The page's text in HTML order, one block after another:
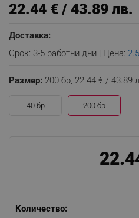
22.44 € / 43.89 лв.
Доставка:
Срок: 3-5 работни дни | Цена:
Размер: 200 бр, 22.44 € / 43.89
40 бр 200 бр
Количество: